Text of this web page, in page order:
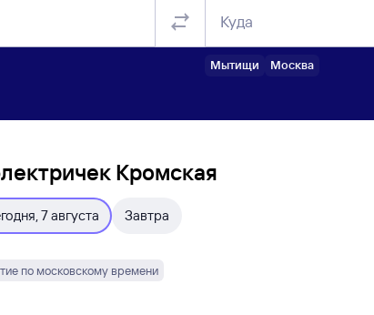
Куда
Мытищи Москва
Кромская
7 августа Завтра
по московскому времени